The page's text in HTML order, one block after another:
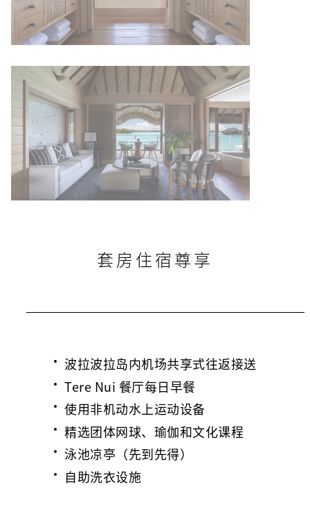
套房住宿尊享
波拉波拉岛内机场共享式往返接送
Tere Nui 餐厅每日早餐
使用非机动水上运动设备
精选团体网球、瑜伽和文化课程
泳池凉亭（先到先得）
自助洗衣设施